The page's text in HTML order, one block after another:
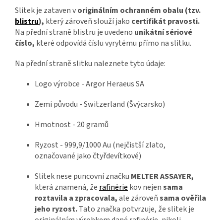
Slitek je zataven voriginálním ochranném obalu (tzv.
blistru), který zároveň slouží jako certifikát pravosti.
Na přední straně blistru je uvedeno unikátní sériové
číslo, které odpovídá číslu vyrytému přímo na slitku.
Na přední straně slitku naleznete tyto údaje:
Logo výrobce - Argor Heraeus SA
Zemi původu - Switzerland (Švýcarsko)
Hmotnost - 20 gramů
Ryzost - 999,9/1000 Au (nejčistší zlato,
označované jako čtyřdevítkové)
Slitek nese puncovní značku MELTER ASSAYER,
která znamená, že rafinérie kov nejensama
roztavila a zpracovala,ale zároveňsama ověřila
jeho ryzost.Tato značka potvrzuje, že slitek je